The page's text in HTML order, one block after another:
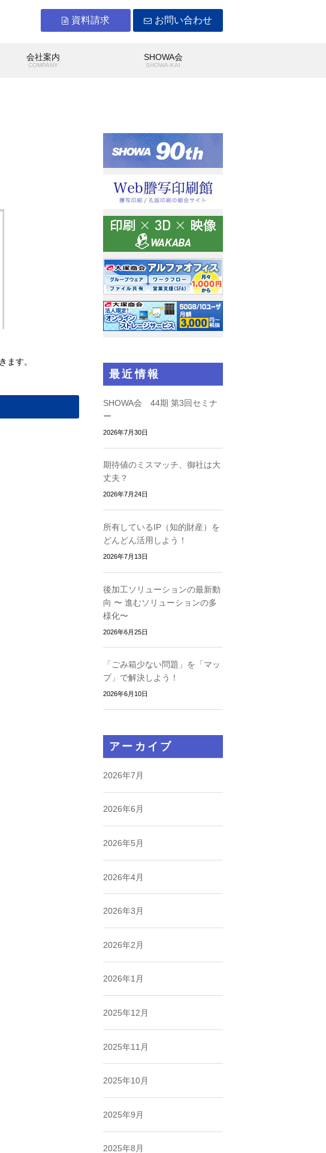
資料請求 お問い合わせ
会社案内
COMPANY
沿革
SHOWA会
SHOWA-KAI
ます。
最近情報
SHOWA会 44期 第3回セミナ
ー
2026年7月30日
期待値のミスマッチ、御社は大
丈夫？
2026年7月24日
所有しているIP（知的財産）を
どんどん活用しよう！
2026年7月13日
後加工ソリューションの最新動
向 〜 進むソリューションの多
様化〜
2026年6月25日
「ごみ箱少ない問題」を「マッ
プ」で解決しよう！
2026年6月10日
アーカイブ
2026年7月
2026年6月
2026年5月
2026年4月
2026年3月
2026年2月
2026年1月
2025年12月
2025年11月
2025年10月
2025年9月
2025年8月